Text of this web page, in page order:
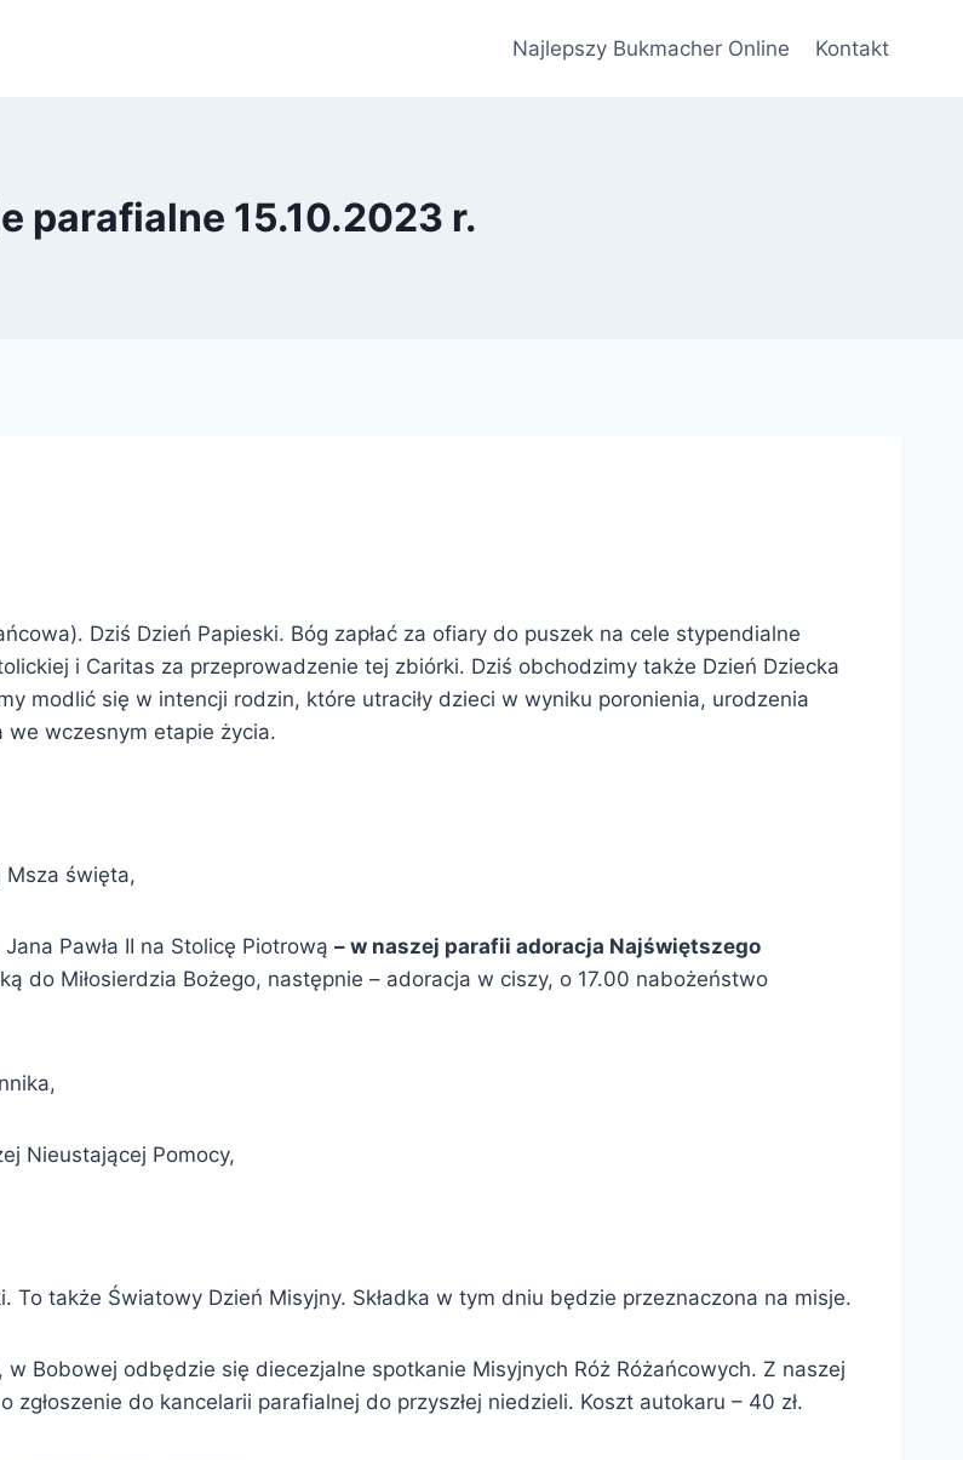
Najlepszy Bukmacher Online Kontakt
parafialne 15.10.2023 r.
Dziś Dzień Papieski. Bóg zapłać za ofiary do puszek na cele stypendialne
i Caritas za przeprowadzenie tej zbiórki. Dziś obchodzimy także Dzień Dziecka
modlić się w intencji rodzin, które utraciły dzieci w wyniku poronienia, urodzenia
wczesnym etapie życia.
Msza święta,
Pawła II na Stolicę Piotrową – w naszej parafii adoracja Najświętszego
do Miłosierdzia Bożego, następnie – adoracja w ciszy, o 17.00 nabożeństwo
Nieustającej Pomocy,
To także Światowy Dzień Misyjny. Składka w tym dniu będzie przeznaczona na misje.
w Bobowej odbędzie się diecezjalne spotkanie Misyjnych Róż Różańcowych. Z naszej
do kancelarii parafialnej do przyszłej niedzieli. Koszt autokaru – 40 zł.